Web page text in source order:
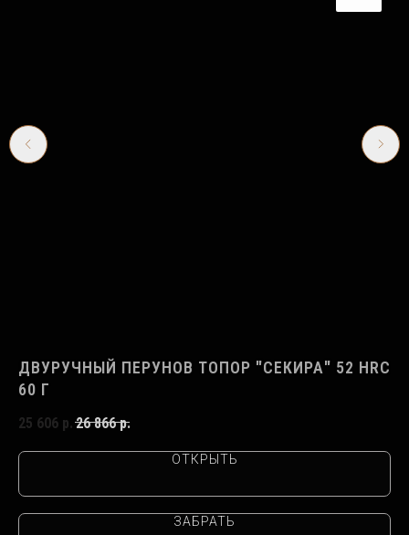
ДВУРУЧНЫЙ ПЕРУНОВ ТОПОР "СЕКИРА" 52 HRC
60 Г
25 606 р. 26 866 р.
ОТКРЫТЬ
ЗАБРАТЬ